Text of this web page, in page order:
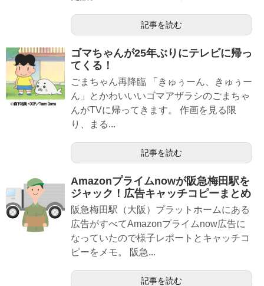
記事を読む
ゴマちゃんが25年ぶりにテレビに帰っ
てくる！
ごまちゃん再降臨 「きゅぅーん、きゅぅー
ん」とかわいいいゴマアザラシのごまちゃ
んがTVに帰ってきます。 作画を見る限
り、まる...
記事を読む
Amazonプライムnowが阪急梅田駅を
ジャック！広告キャッチコピーまとめ
阪急梅田駅（大阪）プラットホームにある
広告がすべてAmazonプライムnow広告に
なっていたので様子レポートとキャッチコ
ピーをメモ。 阪急...
記事を読む